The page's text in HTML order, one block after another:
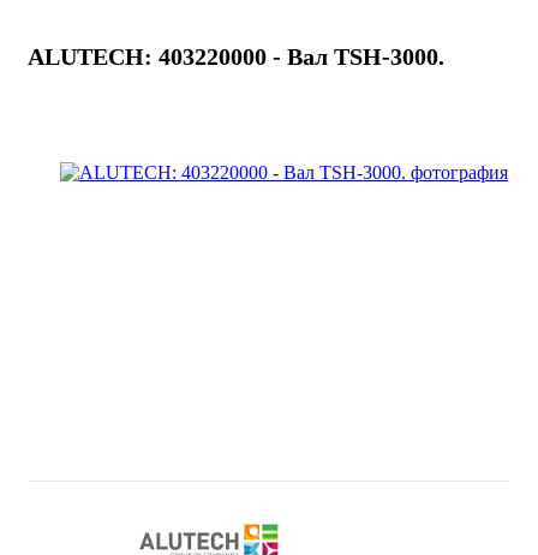
ALUTECH: 403220000 - Вал TSH-3000.